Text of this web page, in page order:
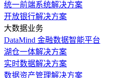
统一前端系统解决方案
开放银行解决方案
大数据业务
DataMind 金融数据智能平台
湖仓一体解决方案
实时数据解决方案
数据资产管理解决方案